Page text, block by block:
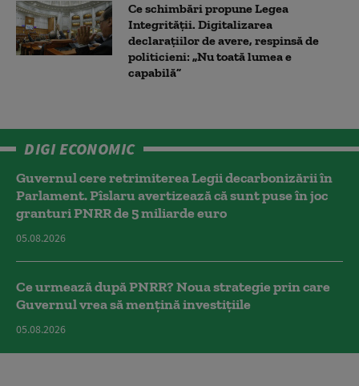
Ce schimbări propune Legea
Integrității. Digitalizarea
declarațiilor de avere, respinsă de
politicieni: „Nu toată lumea e
capabilă”
DIGI ECONOMIC
Guvernul cere retrimiterea Legii decarbonizării în
Parlament. Pîslaru avertizează că sunt puse în joc
granturi PNRR de 5 miliarde euro
05.08.2026
Ce urmează după PNRR? Noua strategie prin care
Guvernul vrea să mențină investițiile
05.08.2026